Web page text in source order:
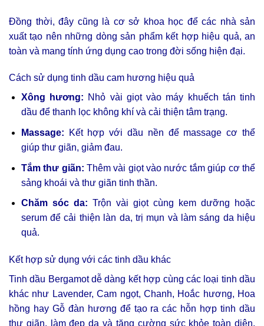
Đồng thời, đây cũng là cơ sở khoa học để các nhà sản
xuất tạo nên những dòng sản phẩm kết hợp hiệu quả, an
toàn và mang tính ứng dụng cao trong đời sống hiện đại.
Cách sử dụng tinh dầu cam hương hiệu quả
Xông hương: Nhỏ vài giọt vào máy khuếch tán tinh
dầu để thanh lọc không khí và cải thiện tâm trạng.
Massage: Kết hợp với dầu nền để massage cơ thể
giúp thư giãn, giảm đau.
Tắm thư giãn: Thêm vài giọt vào nước tắm giúp cơ thể
sảng khoái và thư giãn tinh thần.
Chăm sóc da: Trộn vài giọt cùng kem dưỡng hoặc
serum để cải thiện làn da, trị mụn và làm sáng da hiệu
quả.
Kết hợp sử dụng với các tinh dầu khác
Tinh dầu Bergamot dễ dàng kết hợp cùng các loại tinh dầu
khác như Lavender, Cam ngọt, Chanh, Hoắc hương, Hoa
hồng hay Gỗ đàn hương để tạo ra các hỗn hợp tinh dầu
thư giãn, làm đẹp da và tăng cường sức khỏe toàn diện.